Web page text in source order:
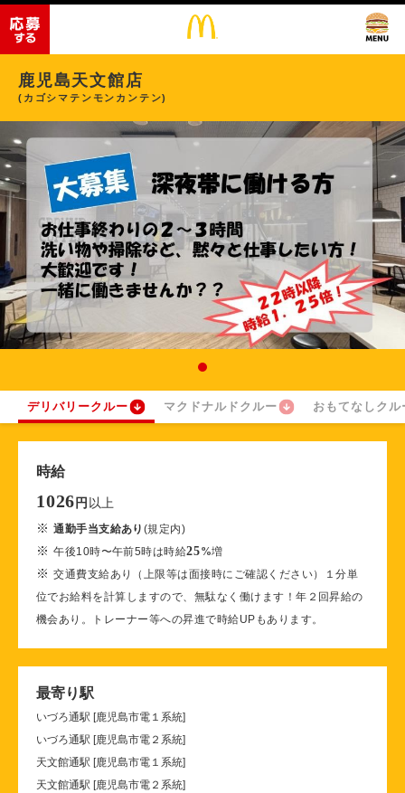
鹿児島天文館店
(カゴシマテンモンカンテン)
デリバリークルー マクドナルドクルー おもてなしクル
時給
1026 円 以上
※通勤手当支給あり (規定内)
※午後10時〜午前5時は時給25%増
※交通費支給あり（上限等は面接時にご確認ください）１分単
位でお給料を計算しますので、無駄なく働けます！年２回昇給の
機会あり。トレーナー等への昇進で時給UPもあります。
最寄り駅
いづろ通駅 [鹿児島市電１系統]
いづろ通駅 [鹿児島市電２系統]
天文館通駅 [鹿児島市電１系統]
天文館通駅 [鹿児島市電２系統]